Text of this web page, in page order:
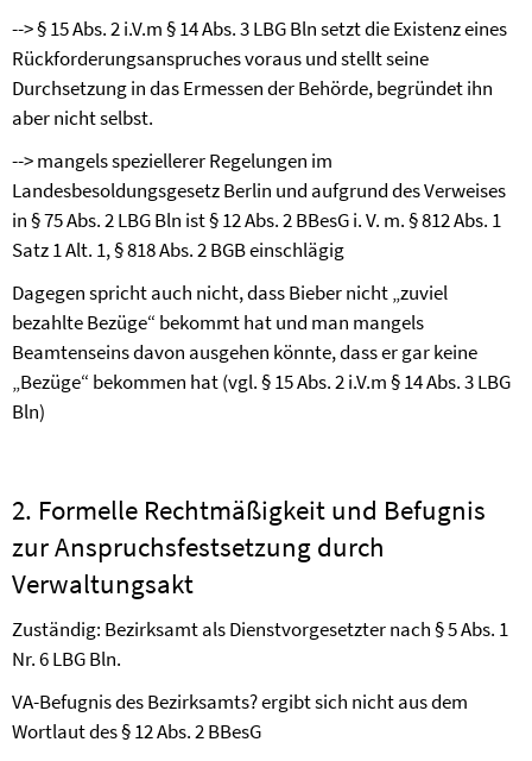
-->§ 15 Abs. 2 i.V.m § 14 Abs. 3 LBG Bln setzt die Existenz eines
Rückforderungsanspruches voraus und stellt seine
Durchsetzung in das Ermessen der Behörde, begründet ihn
aber nicht selbst.
-->mangels speziellerer Regelungen im
Landesbesoldungsgesetz Berlin und aufgrund des Verweises
in § 75 Abs. 2 LBG Bln ist § 12 Abs. 2 BBesG i. V. m. § 812 Abs. 1
Satz 1 Alt. 1, § 818 Abs. 2 BGB einschlägig
Dagegen spricht auch nicht, dass Bieber nicht „zuviel
bezahlte Bezüge“ bekommt hat und man mangels
Beamtenseins davon ausgehen könnte, dass er gar keine
„Bezüge“ bekommen hat (vgl. § 15 Abs. 2 i.V.m § 14 Abs. 3 LBG
Bln)
2. Formelle Rechtmäßigkeit und Befugnis
zur Anspruchsfestsetzung durch
Verwaltungsakt
Zuständig: Bezirksamt als Dienstvorgesetzter nach § 5 Abs. 1
Nr. 6 LBG Bln.
VA-Befugnis des Bezirksamts? ergibt sich nicht aus dem
Wortlaut des § 12 Abs. 2 BBesG